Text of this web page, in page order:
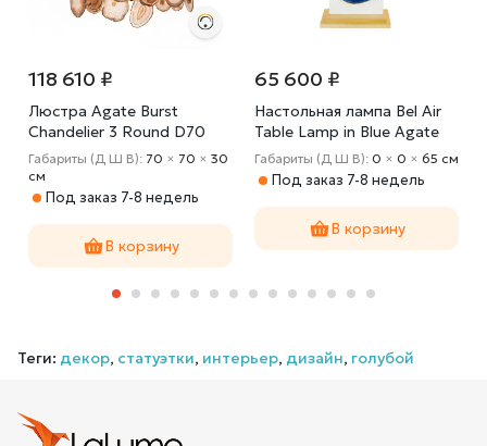
118 610 ₽
Люстра Agate Burst
Chandelier 3 Round D70
Габариты (Д Ш В): 70 × 70 × 30
cм
Под заказ 7-8 недель
В корзину
65 600 ₽
Настольная лампа Bel Air
Table Lamp in Blue Agate
Габариты (Д Ш В): 0 × 0 × 65 cм
Под заказ 7-8 недель
В корзину
Теги: декор, статуэтки, интерьер, дизайн, голубой